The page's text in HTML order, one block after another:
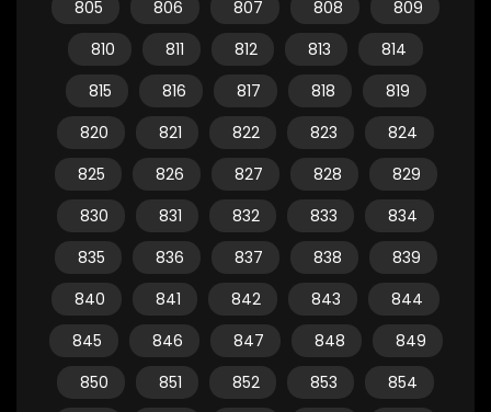
805
806 807 808
809
810
811 812 813
814
815
816 817 818
819
820
821 822 823
824
825
826 827 828
829
830
831 832 833
834
835
836 837 838
839
840
841 842 843
844
845
846 847 848
849
850
851 852 853
854